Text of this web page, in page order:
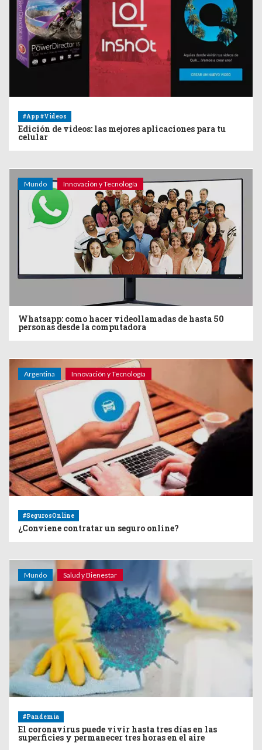
#App #Videos
Edición de videos: las mejores aplicaciones para tu
celular
Mundo Innovación y Tecnología
Whatsapp: como hacer videollamadas de hasta 50
personas desde la computadora
Argentina Innovación y Tecnología
#SegurosOnline
¿Conviene contratar un seguro online?
Mundo Salud y Bienestar
#Pandemia
El coronavirus puede vivir hasta tres días en las
superficies y permanecer tres horas en el aire